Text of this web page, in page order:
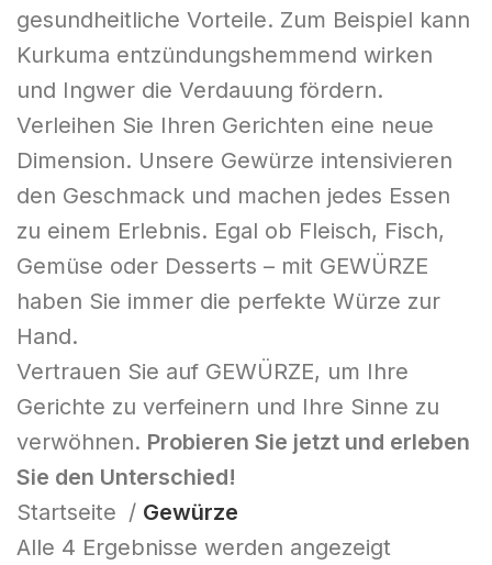
gesundheitliche Vorteile. Zum Beispiel kann
Kurkuma entzündungshemmend wirken
und Ingwer die Verdauung fördern.
Verleihen Sie Ihren Gerichten eine neue
Dimension. Unsere Gewürze intensivieren
den Geschmack und machen jedes Essen
zu einem Erlebnis. Egal ob Fleisch, Fisch,
Gemüse oder Desserts – mit GEWÜRZE
haben Sie immer die perfekte Würze zur
Hand.
Vertrauen Sie auf GEWÜRZE, um Ihre
Gerichte zu verfeinern und Ihre Sinne zu
verwöhnen. Probieren Sie jetzt und erleben
Sie den Unterschied!
Startseite
Gewürze
Alle 4 Ergebnisse werden angezeigt